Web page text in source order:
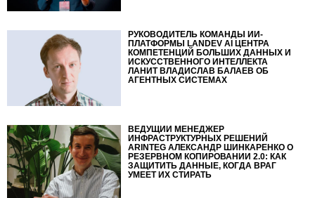
РУКОВОДИТЕЛЬ КОМАНДЫ ИИ-
ПЛАТФОРМЫ LANDEV AI ЦЕНТРА
КОМПЕТЕНЦИЙ БОЛЬШИХ ДАННЫХ И
ИСКУССТВЕННОГО ИНТЕЛЛЕКТА
ЛАНИТ ВЛАДИСЛАВ БАЛАЕВ ОБ
АГЕНТНЫХ СИСТЕМАХ
ВЕДУЩИЙ МЕНЕДЖЕР
ИНФРАСТРУКТУРНЫХ РЕШЕНИЙ
ARINTEG АЛЕКСАНДР ШИНКАРЕНКО О
РЕЗЕРВНОМ КОПИРОВАНИИ 2.0: КАК
ЗАЩИТИТЬ ДАННЫЕ, КОГДА ВРАГ
УМЕЕТ ИХ СТИРАТЬ